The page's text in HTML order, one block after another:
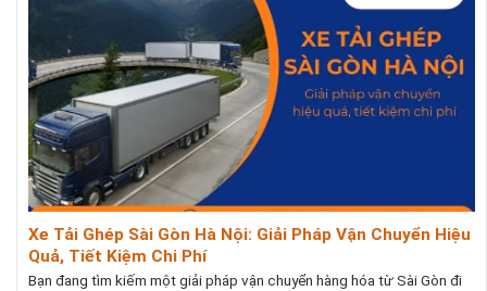
Xe Tải Ghép Sài Gòn Hà Nội: Giải Pháp Vận Chuyển Hiệu
Quả, Tiết Kiệm Chi Phí
Bạn đang tìm kiếm một giải pháp vận chuyển hàng hóa từ Sài Gòn đi